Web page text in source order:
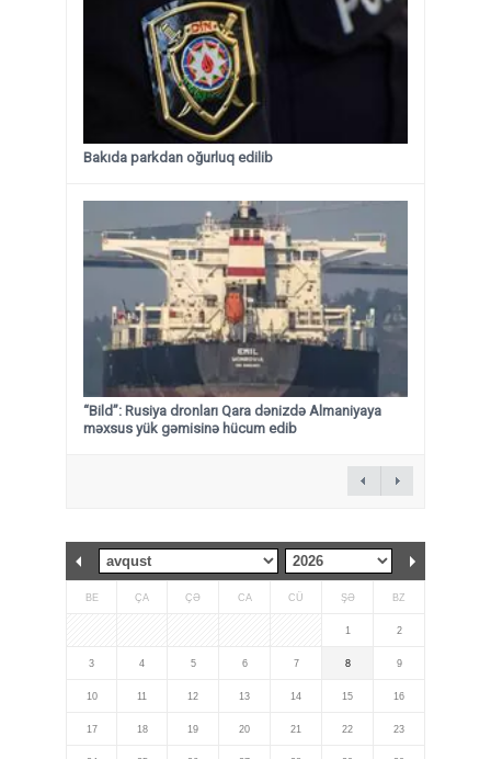
Bakıda parkdan oğurluq edilib
“Bild”: Rusiya dronları Qara dənizdə Almaniyaya
məxsus yük gəmisinə hücum edib
BE ÇA ÇƏ CA CÜ ŞƏ BZ
1 2
3 4 5 6 7 8 9
10 11 12 13 14 15 16
17 18 19 20 21 22 23